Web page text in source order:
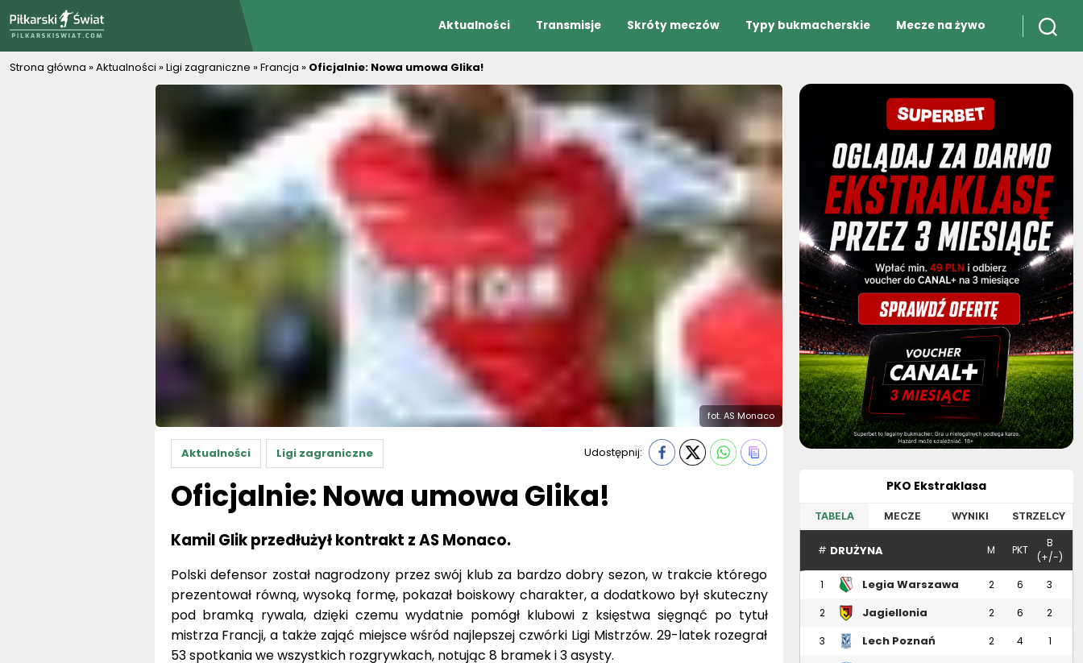
Aktualności Transmisje Skróty meczów Typy bukmacherskie Mecze na żywo
Strona główna »Aktualności »Ligi zagraniczne »Francja » Oficjalnie: Nowa umowa Glika!
fot. AS Monaco
Aktualności Ligi zagraniczne Udostępnij:
Oficjalnie: Nowa umowa Glika!
Kamil Glik przedłużył kontrakt z AS Monaco.
Polski defensor został nagrodzony przez swój klub za bardzo dobry sezon, w trakcie którego
prezentował równą, wysoką formę, pokazał boiskowy charakter, a dodatkowo był skuteczny
pod bramką rywala, dzięki czemu wydatnie pomógł klubowi z księstwa sięgnąć po tytuł
mistrza Francji, a także zająć miejsce wśród najlepszej czwórki Ligi Mistrzów. 29-latek rozegrał
53 spotkania we wszystkich rozgrywkach, notując 8 bramek i 3 asysty.
PKO Ekstraklasa
TABELA MECZE WYNIKI STRZELCY
# DRUŻYNA M PKT
B
(+/-)
1
Legia Warszawa 2 6 3
2
Jagiellonia
2 6 2
3 Lech Poznań 2 4 1